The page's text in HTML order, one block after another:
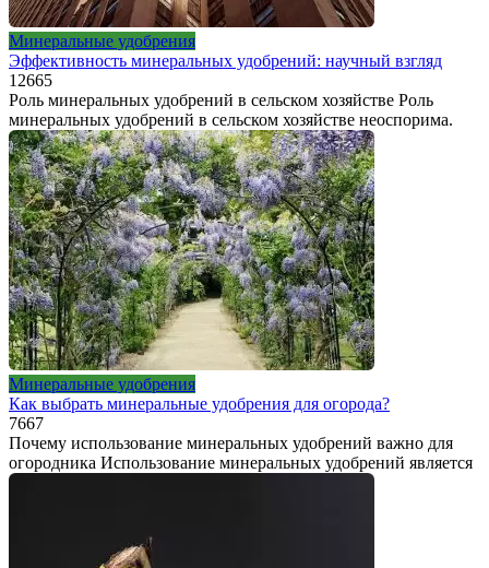
Минеральные удобрения
Эффективность минеральных удобрений: научный взгляд
12665
Роль минеральных удобрений в сельском хозяйстве Роль
минеральных удобрений в сельском хозяйстве неоспорима.
Минеральные удобрения
Как выбрать минеральные удобрения для огорода?
7667
Почему использование минеральных удобрений важно для
огородника Использование минеральных удобрений является